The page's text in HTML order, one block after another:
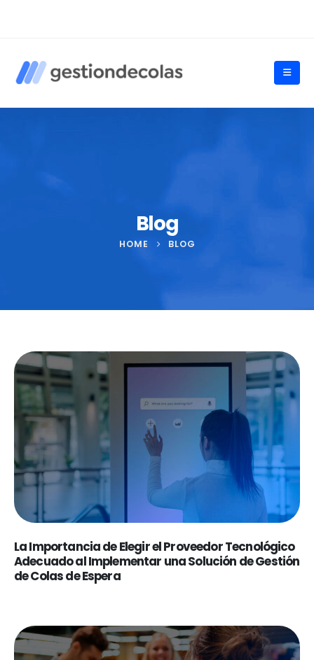
Blog
HOME BLOG
La Importancia de Elegir el Proveedor Tecnológico
Adecuado al Implementar una Solución de Gestión
de Colas de Espera